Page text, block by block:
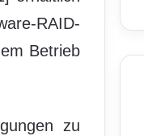
RAID-
Betrieb
zu